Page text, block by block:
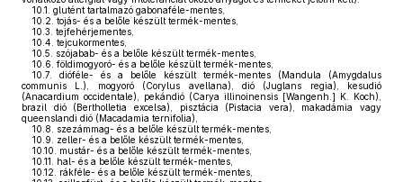
10.1. glutént tartalmazó gabonaféle-mentes,
10.2. tojás- és a belőle készült termék-mentes,
10.3. tejfehérjementes,
10.4. tejcukormentes,
10.5. szójabab- és a belőle készült termék-mentes,
10.6. földimogyoró- és a belőle készült termék-mentes,
10.7. dióféle- és a belőle készült termék-mentes (Mandula (Amygdalus
communis L.), mogyoró (Corylus avellana), dió (Juglans regia), kesudió
(Anacardium occidentale), pekándió (Carya illinoinensis [Wangenh.] K. Koch),
brazil dió (Bertholletia excelsa), pisztácia (Pistacia vera), makadámia vagy
queenslandi dió (Macadamia ternifolia),
10.8. szezámmag- és a belőle készült termék-mentes,
10.9. zeller- és a belőle készült termék-mentes,
10.10. mustár- és a belőle készült termék-mentes,
10.11. hal- és a belőle készült termék-mentes,
10.12. rákféle- és a belőle készült termék-mentes,